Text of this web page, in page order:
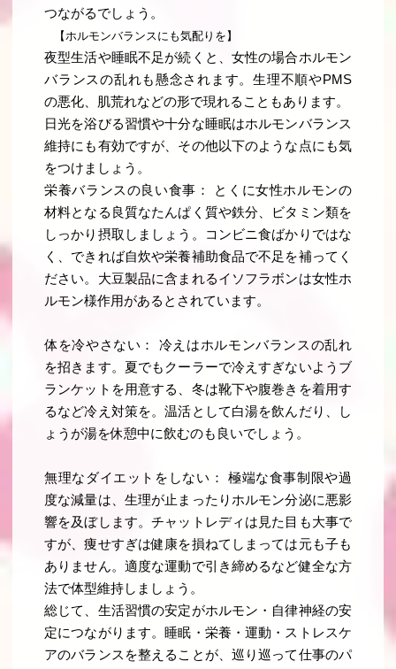
つながるでしょう。
【ホルモンバランスにも気配りを】
夜型生活や睡眠不足が続くと、女性の場合ホルモン
バランスの乱れも懸念されます。生理不順やPMS
の悪化、肌荒れなどの形で現れることもあります。
日光を浴びる習慣や十分な睡眠はホルモンバランス
維持にも有効ですが、その他以下のような点にも気
をつけましょう。
栄養バランスの良い食事： とくに女性ホルモンの
材料となる良質なたんぱく質や鉄分、ビタミン類を
しっかり摂取しましょう。コンビニ食ばかりではな
く、できれば自炊や栄養補助食品で不足を補ってく
ださい。大豆製品に含まれるイソフラボンは女性ホ
ルモン様作用があるとされています。
体を冷やさない： 冷えはホルモンバランスの乱れ
を招きます。夏でもクーラーで冷えすぎないようブ
ランケットを用意する、冬は靴下や腹巻きを着用す
るなど冷え対策を。温活として白湯を飲んだり、し
ょうが湯を休憩中に飲むのも良いでしょう。
無理なダイエットをしない： 極端な食事制限や過
度な減量は、生理が止まったりホルモン分泌に悪影
響を及ぼします。チャットレディは見た目も大事で
すが、痩せすぎは健康を損ねてしまっては元も子も
ありません。適度な運動で引き締めるなど健全な方
法で体型維持しましょう。
総じて、生活習慣の安定がホルモン・自律神経の安
定につながります。睡眠・栄養・運動・ストレスケ
アのバランスを整えることが、巡り巡って仕事のパ